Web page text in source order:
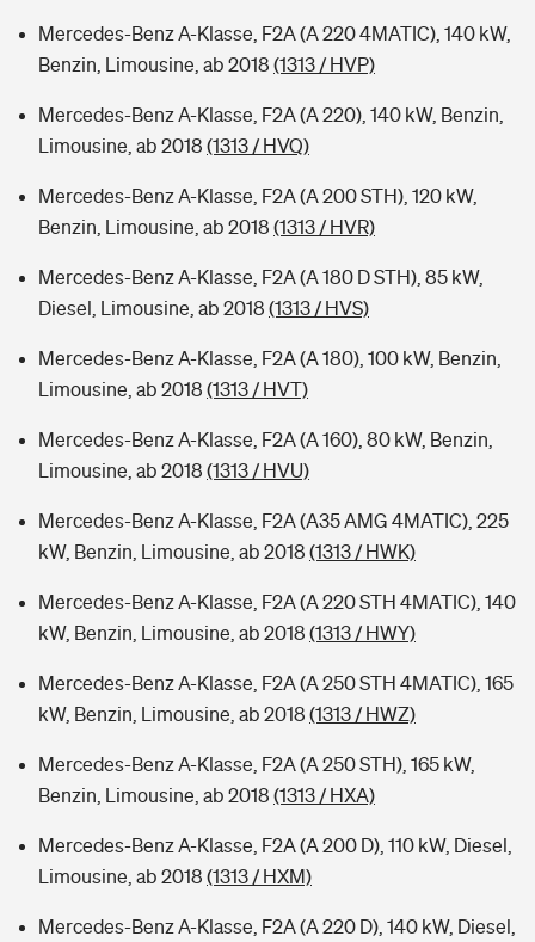
Mercedes-Benz A-Klasse, F2A (A 220 4MATIC), 140 kW,
Benzin, Limousine, ab 2018 (1313 / HVP)
Mercedes-Benz A-Klasse, F2A (A 220), 140 kW, Benzin,
Limousine, ab 2018 (1313 / HVQ)
Mercedes-Benz A-Klasse, F2A (A 200 STH), 120 kW,
Benzin, Limousine, ab 2018 (1313 / HVR)
Mercedes-Benz A-Klasse, F2A (A 180 D STH), 85 kW,
Diesel, Limousine, ab 2018 (1313 / HVS)
Mercedes-Benz A-Klasse, F2A (A 180), 100 kW, Benzin,
Limousine, ab 2018 (1313 / HVT)
Mercedes-Benz A-Klasse, F2A (A 160), 80 kW, Benzin,
Limousine, ab 2018 (1313 / HVU)
Mercedes-Benz A-Klasse, F2A (A35 AMG 4MATIC), 225
kW, Benzin, Limousine, ab 2018 (1313 / HWK)
Mercedes-Benz A-Klasse, F2A (A 220 STH 4MATIC), 140
kW, Benzin, Limousine, ab 2018 (1313 / HWY)
Mercedes-Benz A-Klasse, F2A (A 250 STH 4MATIC), 165
kW, Benzin, Limousine, ab 2018 (1313 / HWZ)
Mercedes-Benz A-Klasse, F2A (A 250 STH), 165 kW,
Benzin, Limousine, ab 2018 (1313 / HXA)
Mercedes-Benz A-Klasse, F2A (A 200 D), 110 kW, Diesel,
Limousine, ab 2018 (1313 / HXM)
Mercedes-Benz A-Klasse, F2A (A 220 D), 140 kW, Diesel,